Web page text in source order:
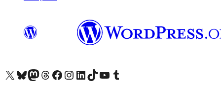
আমাদের X (আগের টুইটার) অ্যাকাউন্টে যানআমাদের Bluesky অ্যাকাউন্টটি দেখুনআমাদের মাস্টোডন অ্যাকাউন্টটি দেখুনআমাদের থ্রেডস অ্যাকাউন্টটি দেখুনআমাদের ফেসবুক পেজ দেখুনআমাদের ইন্সটাগ্রাম অ্যাকাউন্ট দেখুনআমাদের লিঙ্কডইন অ্যাকাউন্টে যানআমাদের TikTok অ্যাকাউন্টটি দেখুনআমাদের ইউটিউব চ্যানেলে যান আমাদের টাম্বলার অ্যাকাউন্ট দেখুন